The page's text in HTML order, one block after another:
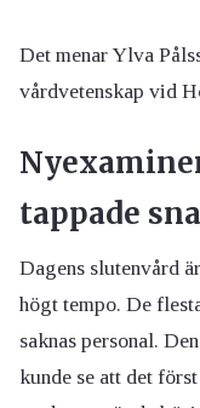
Det menar Ylva
vårdvetenskap vid
tappade
Dagens slutenvård
högt tempo. De
saknas personal.
kunde se att det